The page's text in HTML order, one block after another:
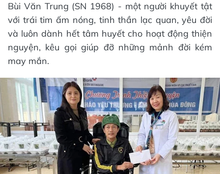
Bùi Văn Trung (SN 1968) - một người khuyết tật
với trái tim ấm nóng, tinh thần lạc quan, yêu đời
và luôn dành hết tâm huyết cho hoạt động thiện
nguyện, kêu gọi giúp đỡ những mảnh đời kém
may mắn.